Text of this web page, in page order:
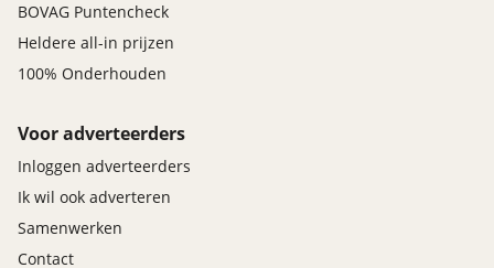
BOVAG Puntencheck
Heldere all-in prijzen
100% Onderhouden
Voor adverteerders
Inloggen adverteerders
Ik wil ook adverteren
Samenwerken
Contact